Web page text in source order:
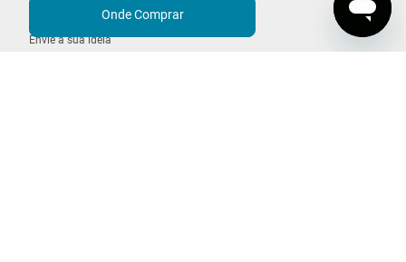
Onde Comprar
Envie a sua ideia